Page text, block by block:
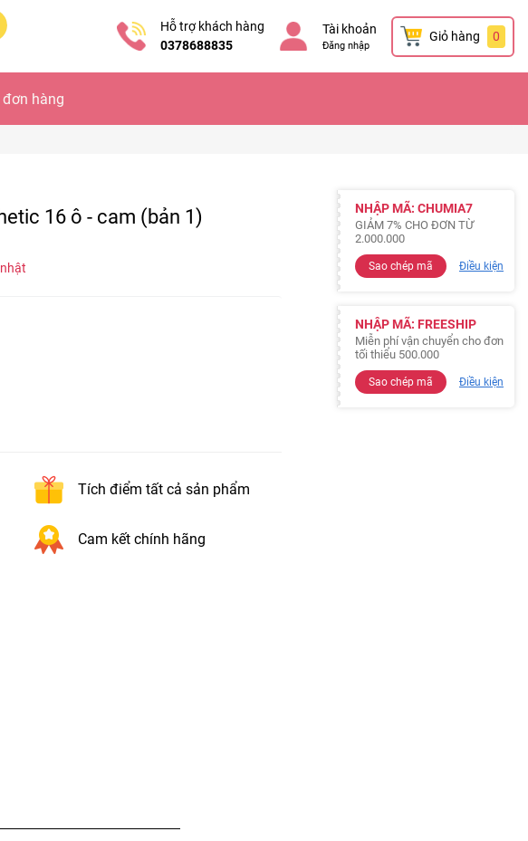
Hỗ trợ khách hàng
0378688835
Tài khoản
Đăng nhập
Giỏ hàng 0
hàng
16 ô - cam (bản 1)
Tích điểm tất cả sản phẩm
Cam kết chính hãng
NHẬP MÃ: CHUMIA7
GIẢM 7% CHO ĐƠN TỪ
2.000.000
Sao chép mã Điều kiện
NHẬP MÃ: FREESHIP
Miễn phí vận chuyển cho đơn
tối thiểu 500.000
Sao chép mã Điều kiện